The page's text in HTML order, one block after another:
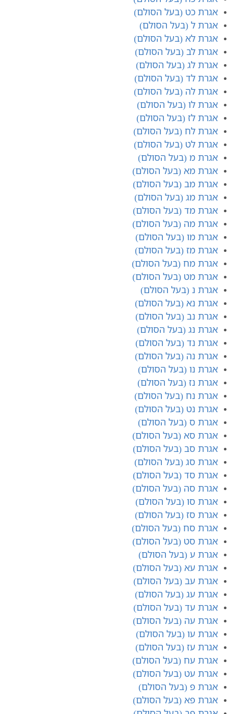
אגרת כט (בעל הסולם)
אגרת ל (בעל הסולם)
אגרת לא (בעל הסולם)
אגרת לב (בעל הסולם)
אגרת לג (בעל הסולם)
אגרת לד (בעל הסולם)
אגרת לה (בעל הסולם)
אגרת לו (בעל הסולם)
אגרת לז (בעל הסולם)
אגרת לח (בעל הסולם)
אגרת לט (בעל הסולם)
אגרת מ (בעל הסולם)
אגרת מא (בעל הסולם)
אגרת מב (בעל הסולם)
אגרת מג (בעל הסולם)
אגרת מד (בעל הסולם)
אגרת מה (בעל הסולם)
אגרת מו (בעל הסולם)
אגרת מז (בעל הסולם)
אגרת מח (בעל הסולם)
אגרת מט (בעל הסולם)
אגרת נ (בעל הסולם)
אגרת נא (בעל הסולם)
אגרת נב (בעל הסולם)
אגרת נג (בעל הסולם)
אגרת נד (בעל הסולם)
אגרת נ​ה (בעל הסולם)
אגרת נ​ו (בעל הסולם)
אגרת נ​ז (בעל הסולם)
אגרת נ​ח (בעל הסולם)
אגרת נ​ט (בעל הסולם)
אגרת ס (בעל הסולם)
אגרת ס​א (בעל הסולם)
אגרת סב (בעל הסולם)
אגרת סג (בעל הסולם)
אגרת סד (בעל הסולם)
אגרת סה (בעל הסולם)
אגרת סו (בעל הסולם)
אגרת סז (בעל הסולם)
אגרת סח (בעל הסולם)
אגרת סט (בעל הסולם)
אגרת ע (בעל הסולם)
אגרת עא (בעל הסולם)
אגרת עב (בעל הסולם)
אגרת עג (בעל הסולם)
אגרת עד (בעל הסולם)
אגרת עה (בעל הסולם)
אגרת עו (בעל הסולם)
אגרת עז (בעל הסולם)
אגרת עח (בעל הסולם)
אגרת עט (בעל הסולם)
אגרת פ (בעל הסולם)
אגרת פא (בעל הסולם)